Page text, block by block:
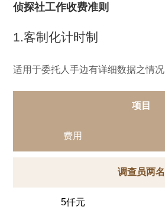
侦探社工作收费准则
1.客制化计时制
适用于委托人手边有详细数据之情况
项目
费用
调查员两名
5仟元